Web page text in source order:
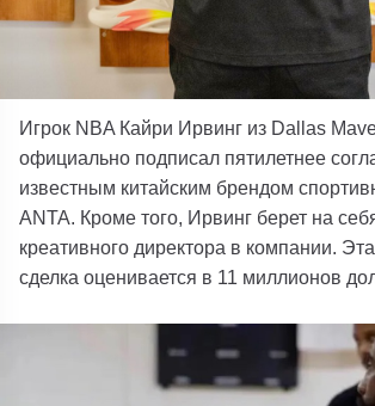
Игрок NBA Кайри Ирвинг из Dallas
официально подписал пятилетнее
известным китайским брендом
ANTA. Кроме того, Ирвинг берет на
креативного директора в компании.
сделка оценивается в 11 миллионов